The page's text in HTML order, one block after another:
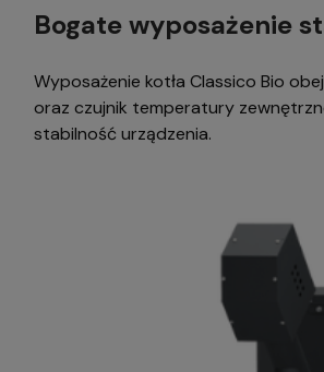
Bogate wyposażenie
Wyposażenie kotła Classico Bio
oraz czujnik temperatury
stabilność urządzenia.